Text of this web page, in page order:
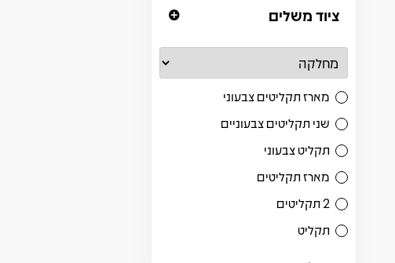
ציוד משלים
מארז תקליטים צבעוני
שני תקליטים צבעוניים
תקליט צבעוני
מארז תקליטים
2 תקליטים
תקליט